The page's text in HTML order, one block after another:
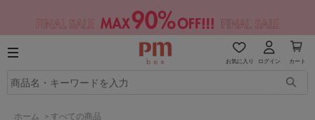
お気に入り ログイン カート
ホーム > すべての商品